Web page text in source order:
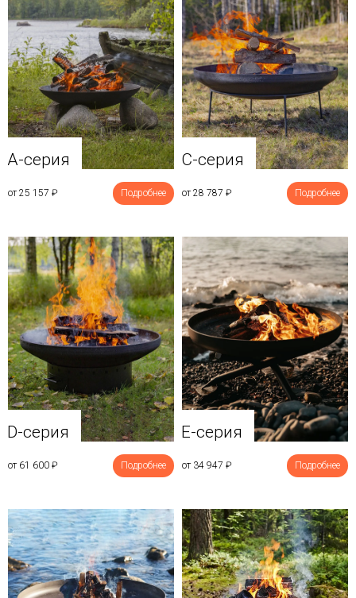
A-серия
от 25 157 ₽ Подробнее
C-серия
от 28 787 ₽ Подробнее
D-серия
от 61 600 ₽ Подробнее
E-серия
от 34 947 ₽ Подробнее